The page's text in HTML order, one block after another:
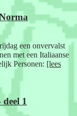
een onvervalst
met een Italiaanse
Personen: [lees
1